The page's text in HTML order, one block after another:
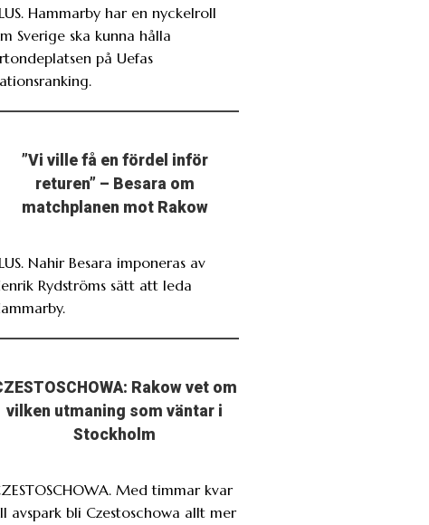
Hammarby har en nyckelroll
Sverige ska kunna hålla
på Uefas
”Vi ville få en fördel inför
returen” – Besara om
matchplanen mot Rakow
Nahir Besara imponeras av
Rydströms sätt att leda
Rakow vet om
vilken utmaning som väntar i
Stockholm
Med timmar kvar
avspark bli Czestoschowa allt mer